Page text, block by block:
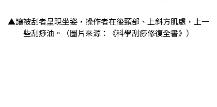
▲讓被刮者呈現坐姿，操作者在後頸部、上斜方肌處，上一
些刮痧油。（圖片來源：《科學刮痧修復全書》）